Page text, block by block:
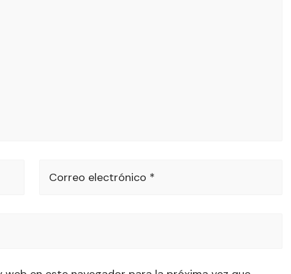
Correo electrónico *